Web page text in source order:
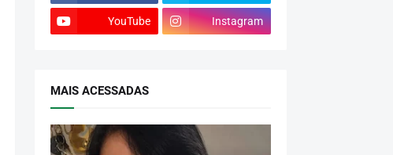
YouTube Instagram
MAIS ACESSADAS